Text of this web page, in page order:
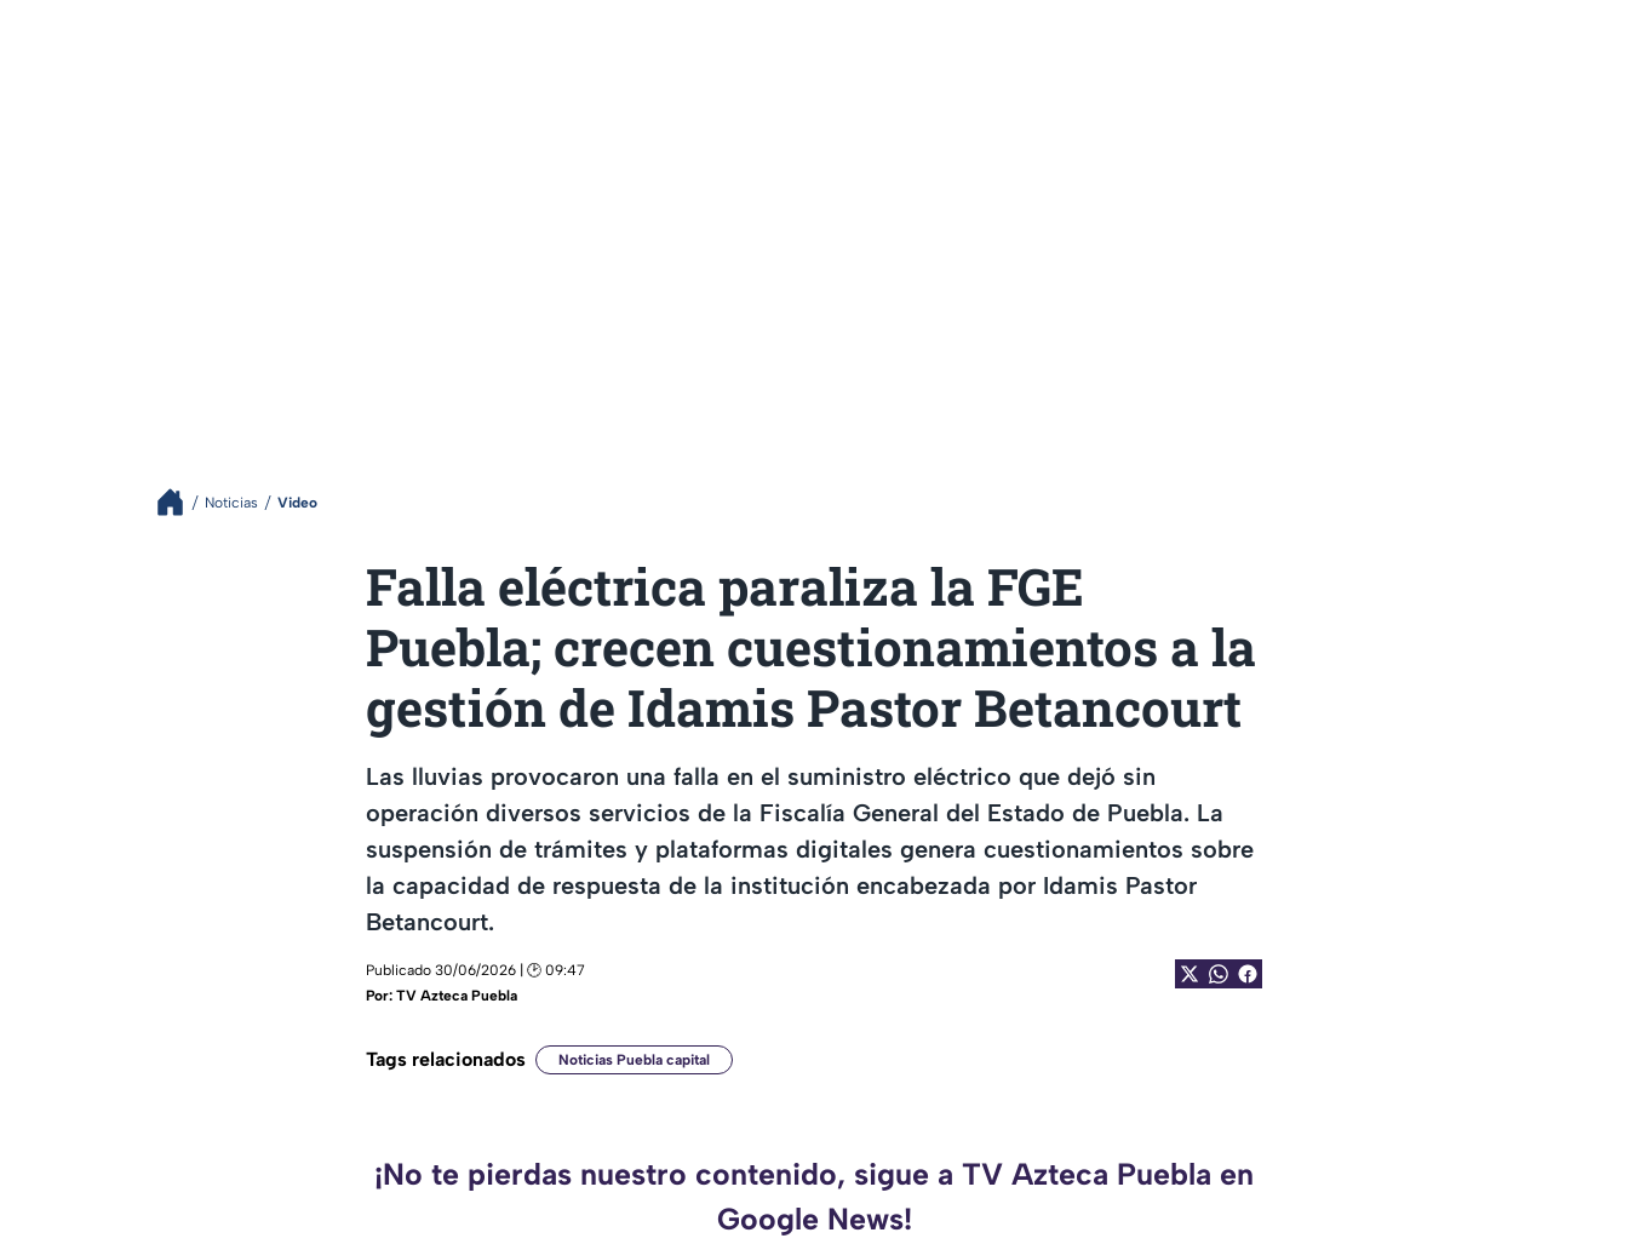
Noticias Video
Falla eléctrica paraliza la FGE
Puebla; crecen cuestionamientos a la
gestión de Idamis Pastor Betancourt
Las lluvias provocaron una falla en el suministro eléctrico que dejó sin
operación diversos servicios de la Fiscalía General del Estado de Puebla. La
suspensión de trámites y plataformas digitales genera cuestionamientos sobre
la capacidad de respuesta de la institución encabezada por Idamis Pastor
Betancourt.
Publicado 30/06/2026 | 🕑 09:47
Por: TV Azteca Puebla
Tags relacionados Noticias Puebla capital
¡No te pierdas nuestro contenido, sigue a TV Azteca Puebla en
Google News!